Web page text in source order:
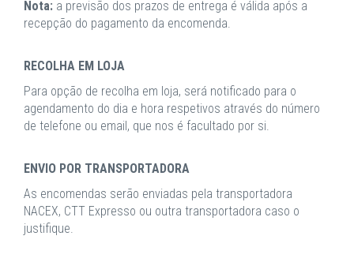
Nota: a previsão dos prazos de entrega é válida após a
recepção do pagamento da encomenda.
RECOLHA EM LOJA
Para opção de recolha em loja, será notificado para o
agendamento do dia e hora respetivos através do número
de telefone ou email, que nos é facultado por si.
ENVIO POR TRANSPORTADORA
As encomendas serão enviadas pela transportadora
NACEX, CTT Expresso ou outra transportadora caso o
justifique.